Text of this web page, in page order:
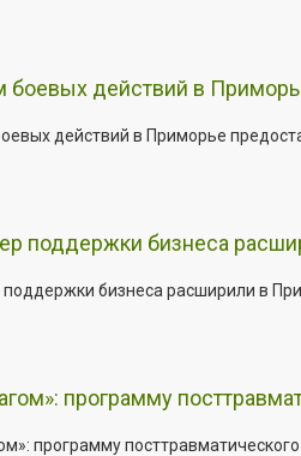
боевых действий в
действий в Приморье
поддержки бизнеса
поддержки бизнеса расширили в
программу
программу